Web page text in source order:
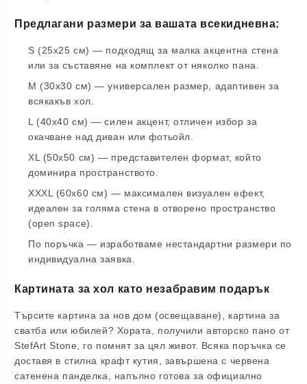
Предлагани размери за вашата всекидневна:
S (25х25 см) — подходящ за малка акцентна стена
или за съставяне на комплект от няколко пана.
М (30х30 см) — универсален размер, адаптивен за
всякакъв хол.
L (40х40 см) — силен акцент, отличен избор за
окачване над диван или фотьойл.
XL (50х50 см) — представителен формат, който
доминира пространството.
XXXL (60х60 см) — максимален визуален ефект,
идеален за голяма стена в отворено пространство
(open space).
По поръчка — изработваме нестандартни размери по
индивидуална заявка.
Картината за хол като незабравим подарък
Търсите картина за нов дом (освещаване), картина за
сватба или юбилей? Хората, получили авторско пано от
StefArt Stone, го помнят за цял живот. Всяка поръчка се
доставя в стилна крафт кутия, завършена с червена
сатенена панделка, напълно готова за официално